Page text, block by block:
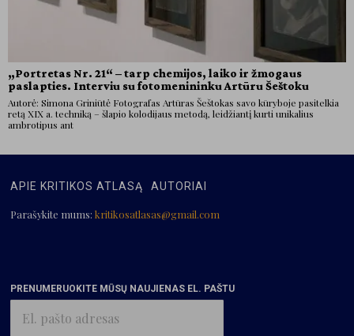
„Portretas Nr. 21“ – tarp chemijos, laiko ir žmogaus
paslapties. Interviu su fotomenininku Artūru Šeštoku
Autorė: Simona Griniūtė Fotografas Artūras Šeštokas savo kūryboje pasitelkia
retą XIX a. techniką – šlapio kolodijaus metodą, leidžiantį kurti unikalius
ambrotipus ant
APIE KRITIKOS ATLASĄ AUTORIAI
Parašykite mums:kritikosatlasas@gmail.com
PRENUMERUOKITE MŪSŲ NAUJIENAS EL. PAŠTU
pašto